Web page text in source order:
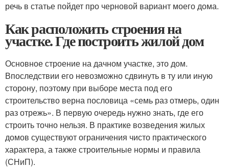
речь в статье пойдет про черновой вариант моего дома.
Как расположить строения на
участке. Где построить жилой дом
Основное строение на дачном участке, это дом.
Впоследствии его невозможно сдвинуть в ту или иную
сторону, поэтому при выборе места под его
строительство верна пословица «семь раз отмерь, один
раз отрежь». В первую очередь нужно знать, где его
строить точно нельзя. В практике возведения жилых
домов существуют ограничения чисто практического
характера, а также строительные нормы и правила
(СНиП).